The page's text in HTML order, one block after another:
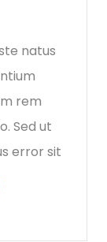
natus
rem
Sed ut
error sit